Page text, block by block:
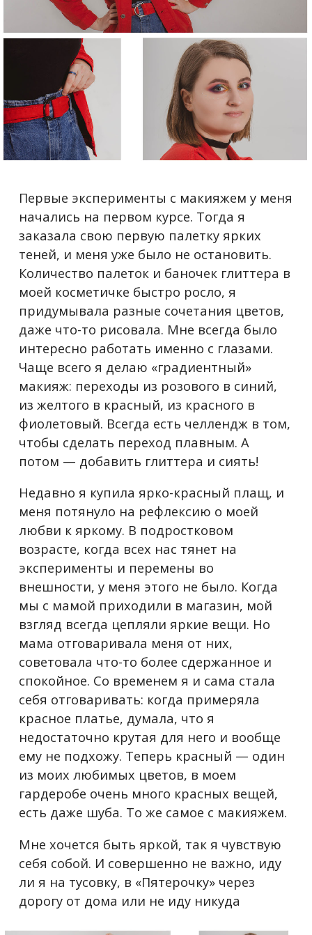
Первые эксперименты с макияжем у меня
начались на первом курсе. Тогда я
заказала свою первую палетку ярких
теней, и меня уже было не остановить.
Количество палеток и баночек глиттера в
моей косметичке быстро росло, я
придумывала разные сочетания цветов,
даже что-то рисовала. Мне всегда было
интересно работать именно с глазами.
Чаще всего я делаю «градиентный»
макияж: переходы из розового в синий,
из желтого в красный, из красного в
фиолетовый. Всегда есть челлендж в том,
чтобы сделать переход плавным. А
потом — добавить глиттера и сиять!
Недавно я купила ярко-красный плащ, и
меня потянуло на рефлексию о моей
любви к яркому. В подростковом
возрасте, когда всех нас тянет на
эксперименты и перемены во
внешности, у меня этого не было. Когда
мы с мамой приходили в магазин, мой
взгляд всегда цепляли яркие вещи. Но
мама отговаривала меня от них,
советовала что-то более сдержанное и
спокойное. Со временем я и сама стала
себя отговаривать: когда примеряла
красное платье, думала, что я
недостаточно крутая для него и вообще
ему не подхожу. Теперь красный — один
из моих любимых цветов, в моем
гардеробе очень много красных вещей,
есть даже шуба. То же самое с макияжем.
Мне хочется быть яркой, так я чувствую
себя собой. И совершенно не важно, иду
ли я на тусовку, в «Пятерочку» через
дорогу от дома или не иду никуда